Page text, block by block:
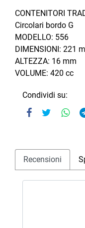
CONTENITORI
Circolari bordo G
MODELLO: 556
DIMENSIONI: 221
ALTEZZA: 16 mm
VOLUME: 420 cc
Condividi su:
Recensioni